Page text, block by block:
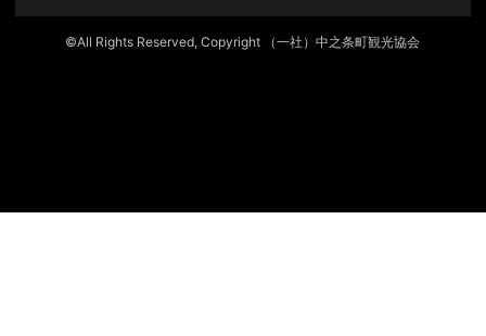
©All Rights Reserved, Copyright （一社）中之条町観光協会